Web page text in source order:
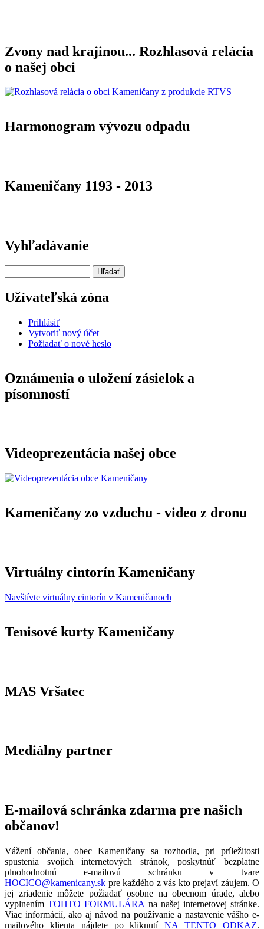
Zvony nad krajinou... Rozhlasová relácia
o našej obci
Harmonogram vývozu odpadu
Kameničany 1193 - 2013
Vyhľadávanie
Užívateľská zóna
Prihlásiť
Vytvoriť nový účet
Požiadať o nové heslo
Oznámenia o uložení zásielok a
písomností
Videoprezentácia našej obce
Kameničany zo vzduchu - video z dronu
Virtuálny cintorín Kameničany
Navštívte virtuálny cintorín v Kameničanoch
Tenisové kurty Kameničany
MAS Vršatec
Mediálny partner
E-mailová schránka zdarma pre našich
občanov!
Vážení občania, obec Kameničany sa rozhodla, pri príležitosti
spustenia svojich internetových stránok, poskytnúť bezplatne
plnohodnotnú e-mailovú schránku v tvare
HOCICO@kamenicany.sk pre každého z vás kto prejaví záujem. O
jej zriadenie môžete požiadať osobne na obecnom úrade, alebo
vyplnenímTOHTO FORMULÁRA na našej internetovej stránke.
Viac informácií, ako aj návod na používanie a nastavenie vášho e-
mailového klienta nájdete po kliknutíNA TENTO ODKAZ.